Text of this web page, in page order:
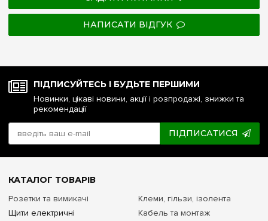
НАПИСАТИ ВІДГУК
ПІДПИСУЙТЕСЬ І БУДЬТЕ ПЕРШИМИ
Новинки, цікаві новини, акції і розпродажі, знижки та
рекомендації
ПІДПИСАТИСЯ
КАТАЛОГ ТОВАРІВ
Розетки та вимикачі
Щити електричні
Клеми, гільзи, ізолента
Кабель та монтаж